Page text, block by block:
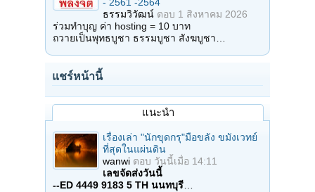
- 2561 -2564
ธรรมวิวัฒน์ ตอบ 1 สิงหาคม 2026
ร่วมทำบุญ ค่า hosting = 10 บาท
ถวายเป็นพุทธบูชา ธรรมบูชา สังฆบูชา…
แชร์หน้านี้
แนะนำ
เรื่องเล่า "นักขุดกรุ"มือขลัง ขมังเวทย์
ที่สุดในแผ่นดิน
wanwi ตอบ วันนี้เมื่อ 14:11
เลขจัดส่งวันนี้
--ED 4449 9183 5 TH นนทบุรี…